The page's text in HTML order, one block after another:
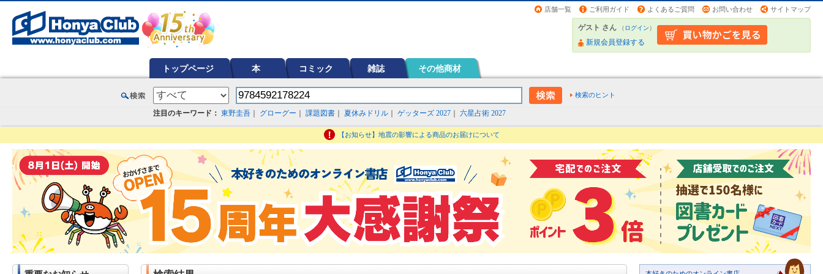
店舗一覧 ご利用ガイド よくあるご質問 お問い合わせ サイトマップ
ゲスト さん （ログイン）
新規会員登録する
トップページ 本 コミック 雑誌 その他商材
検索のヒント
注目のキーワード： 東野圭吾 グローグー 課題図書 夏休みドリル ゲッターズ 2027 六星占術 2027
【お知らせ】地震の影響による商品のお届けについて